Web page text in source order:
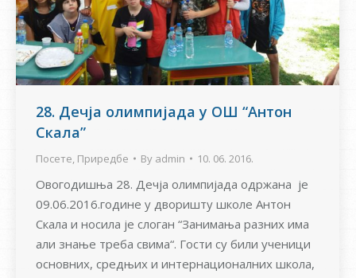
28. Дечја олимпијада у ОШ “Антон
Скала”
Посете, Приредбе By admin 10. 06. 2016.
Овогодишња 28. Дечја олимпијада одржана je
09.06.2016.године у дворишту школе Антон
Скала и носила је слоган “Занимања разних има
али знање треба свима“. Гости су били ученици
основних, средњих и интернационалних школа,